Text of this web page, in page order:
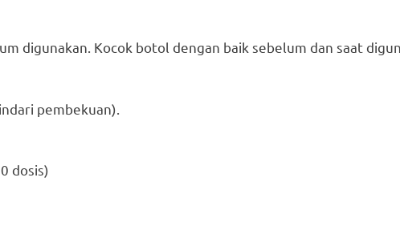
digunakan. Kocok botol dengan baik sebelum dan saat
pembekuan).
dosis)